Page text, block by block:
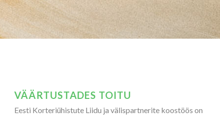
VÄÄRTUSTADES TOITU
Eesti Korteriühistute Liidu ja välispartnerite koostöös on